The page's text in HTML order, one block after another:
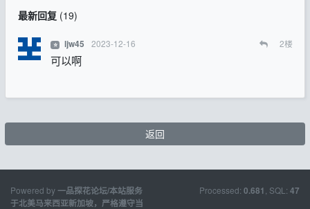
最新回复(19)
⭐ ljw45 2023-12-16 2楼
可以啊
返回
Powered by一品探花论坛/本站服务
于北美马来西亚新加坡，严格遵守当
Processed: 0.681 , SQL: 47